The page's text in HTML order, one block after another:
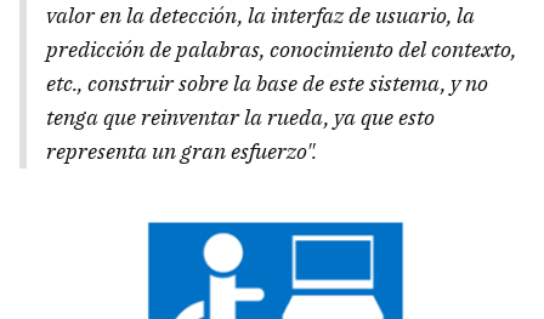
valor en la detección, la interfaz de usuario, la
predicción de palabras, conocimiento del contexto,
etc., construir sobre la base de este sistema, y no
tenga que reinventar la rueda, ya que esto
representa un gran esfuerzo".